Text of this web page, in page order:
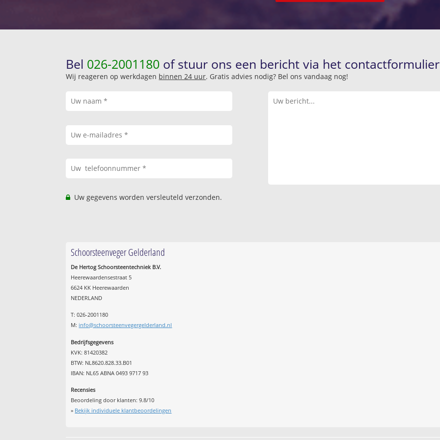
Bel 026-2001180 of stuur ons een bericht via het
Wij reageren op werkdagen binnen 24 uur. Gratis advies nodig? Bel ons vandaag nog!
Uw gegevens worden versleuteld verzonden.
Schoorsteenveger Gelderland
De Hertog Schoorsteentechniek B.V.
Heerewaardensestraat 5
6624 KK Heerewaarden
NEDERLAND
T: 026-2001180
M: info@schoorsteenvegergelderland.nl
Bedrijfsgegevens
KVK: 81420382
BTW: NL8620.828.33.B01
IBAN: NL65 ABNA 0493 9717 93
Recensies
Beoordeling door klanten:9.8/10
» Bekijk individuele klantbeoordelingen